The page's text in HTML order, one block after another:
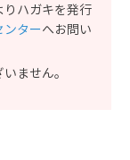
りハガキを発行
ターへお問い
ません。